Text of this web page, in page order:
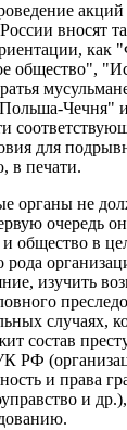
вносят
общество",
Чечня"
для
в печати.
органы не
очередь
общество в
рода
изучить
случаях,
состав
РФ
и права
и